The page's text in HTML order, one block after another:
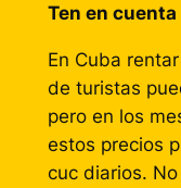
Ten en
En Cuba
de turistas
pero en los
estos precios
cuc diarios.